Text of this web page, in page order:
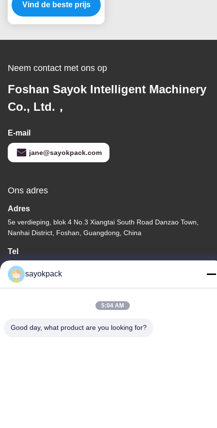
5.5KW het Wegen
Vullen en het
Vind de beste prijs
Neem contact met ons op
Foshan Sayok Intelligent Machinery
Co., Ltd.，
E-mail
jane@sayokpack.com
Ons adres
Adres
5e verdieping, blok 4 No.3 Xiangtai South Road Danzao Town,
Nanhai District, Foshan, Guangdong, China
Tel
86-757-8660-5060
sayokpack
5:04 AM
Good day, what product are you looking for?